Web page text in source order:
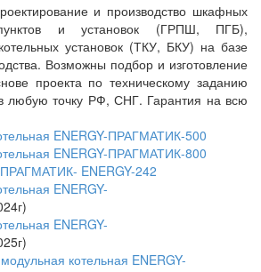
и производство шкафных
пунктов и установок (ГРПШ, ПГБ),
установок (ТКУ, БКУ) на базе
Возможны подбор и изготовление
проекта по техническому заданию
в любую точку РФ, СНГ. Гарантия на всю
ENERGY-ПРАГМАТИК-500
ENERGY-ПРАГМАТИК-800
ENERGY-242
ENERGY-
ENERGY-
котельная ENERGY-